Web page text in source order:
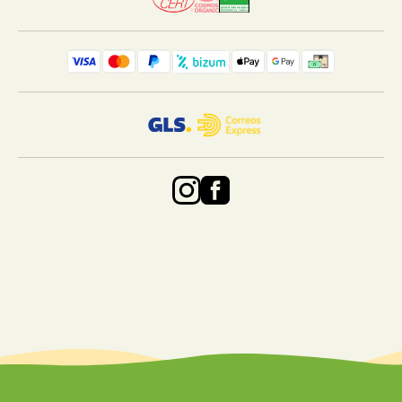
Reyes-Becerril M, Ginera P, Silva-Jara J, Macias A,
Velazquez-Carriles C, Alcaraz-Meléndez L, Angulo C.
extracts in Longfin yellowtail (Seriola rivoliana)
leukocytes. Fish Shellfish Immunol. 2020 May;100:418-
426. doi: 10.1016/j.fsi.2020.03.045. Epub 2020 Mar 21.